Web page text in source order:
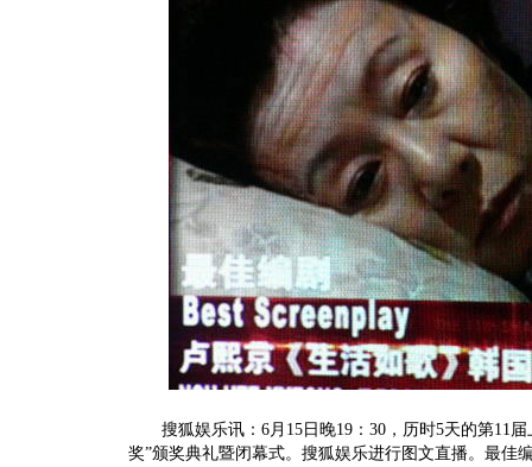
搜狐娱乐讯：6月15日晚19：30，历时5天的第11届
奖”颁奖典礼暨闭幕式。搜狐娱乐进行图文直播。最佳